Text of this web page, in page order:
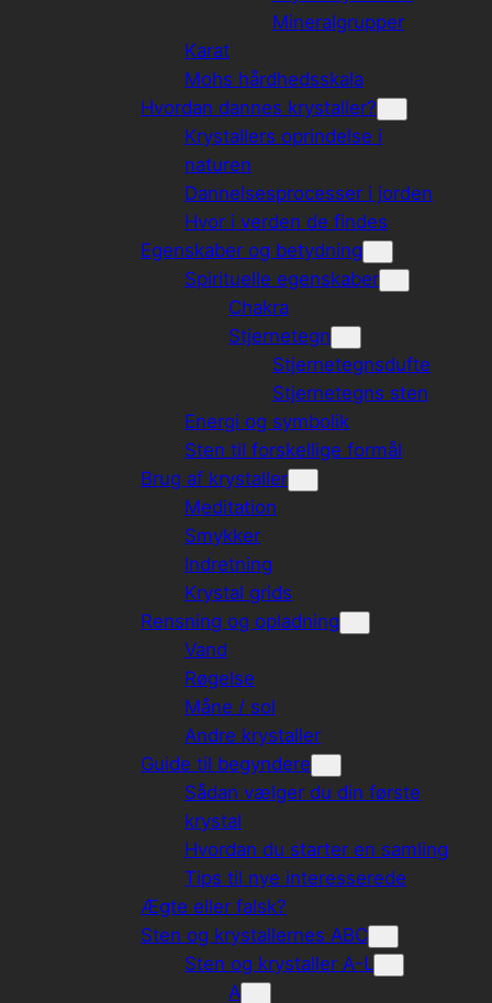
Mineralgrupper
Karat
Mohs hårdhedsskala
Hvordan dannes krystaller?
Krystallers oprindelse i
naturen
Dannelsesprocesser i jorden
Hvor i verden de findes
Egenskaber og betydning
Spirituelle egenskaber
Chakra
Stjernetegn
Stjernetegnsdufte
Stjernetegns sten
Energi og symbolik
Sten til forskellige formål
Brug af krystaller
Meditation
Smykker
Indretning
Krystal grids
Rensning og opladning
Vand
Røgelse
Måne / sol
Andre krystaller
Guide til begyndere
Sådan vælger du din første
krystal
Hvordan du starter en samling
Tips til nye interesserede
Ægte eller falsk?
Sten og krystallernes ABC
Sten og krystaller A-L
A